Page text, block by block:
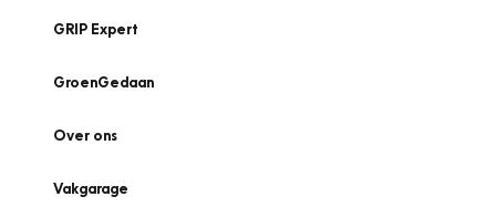
GRIP Expert
GroenGedaan
Over ons
Vakgarage